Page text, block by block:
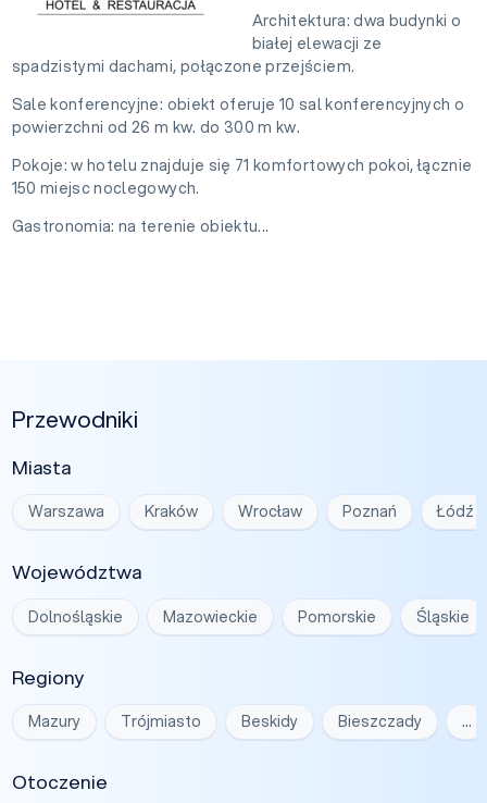
Architektura: dwa budynki o
białej elewacji ze
spadzistymi dachami, połączone przejściem.
Sale konferencyjne: obiekt oferuje 10 sal konferencyjnych o
powierzchni od 26 m kw. do 300 m kw.
Pokoje: w hotelu znajduje się 71 komfortowych pokoi, łącznie
150 miejsc noclegowych.
Gastronomia: na terenie obiektu...
Przewodniki
Miasta
Warszawa Kraków Wrocław Poznań Łódź
Województwa
Dolnośląskie Mazowieckie Pomorskie Śląskie
Regiony
Mazury Trójmiasto Beskidy Bieszczady …
Otoczenie